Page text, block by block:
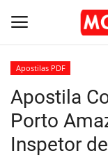
Home
Apostilas PDF
Apostilas PDF
Apostila
Porto
Inspetor